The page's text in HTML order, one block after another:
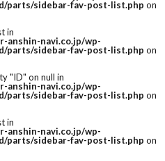
parts/sidebar-fav-post-list.php on
in
anshin-navi.co.jp/wp-
parts/sidebar-fav-post-list.php on
"ID" on null in
anshin-navi.co.jp/wp-
parts/sidebar-fav-post-list.php on
in
anshin-navi.co.jp/wp-
parts/sidebar-fav-post-list.php on